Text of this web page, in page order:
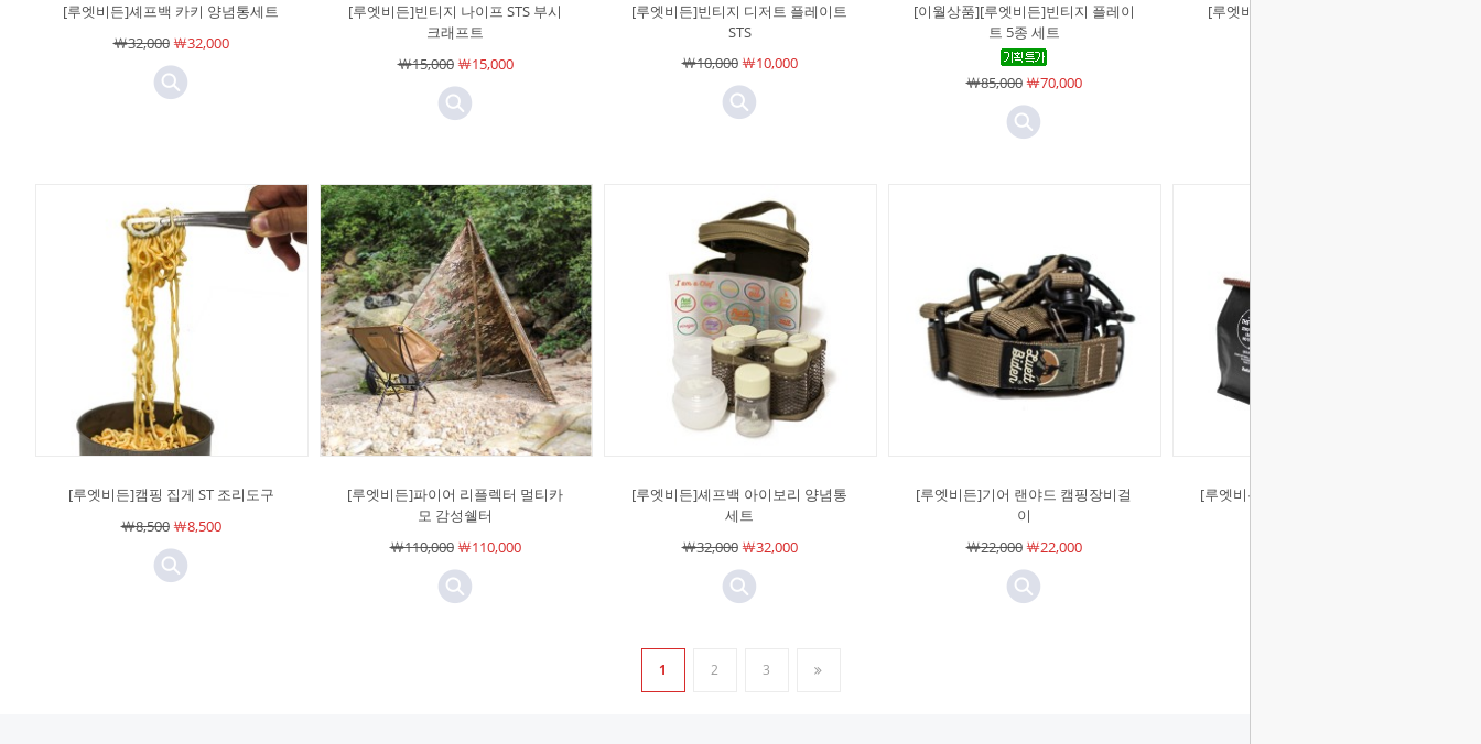
[루엣비든]셰프백 카키 양념통세트
￦32,000￦32,000
[루엣비든]빈티지 나이프 STS 부시
크래프트
￦15,000￦15,000
[루엣비든]빈티지 디저트 플레이트
STS
￦10,000￦10,000
[이월상품][루엣비든]빈티지 플레이
트 5종 세트
￦85,000￦70,000
[루엣비든]빈티지 커트러리 세트
[루엣비든]캠핑 집게 ST 조리도구
￦8,500￦8,500
[루엣비든]파이어 리플렉터 멀티카
모 감성쉘터
￦110,000￦110,000
[루엣비든]셰프백 아이보리 양념통
세트
￦32,000￦32,000
[루엣비든]기어 랜야드 캠핑장비걸
이
￦22,000￦22,000
[루엣비든]LNT 팩 세트 제로웨이스
1 2 3